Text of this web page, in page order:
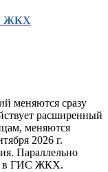
ЖКХ
меняются сразу
расширенный
меняются
2026 г.
Параллельно
в ГИС ЖКХ.